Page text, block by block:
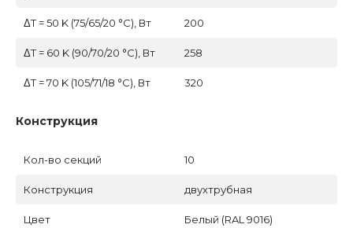
ΔT = 50 K (75/65/20 °C), Вт 200
ΔT = 60 K (90/70/20 °C), Вт 258
ΔT = 70 K (105/71/18 °C), Вт 320
Конструкция
Кол-во секций 10
Конструкция двухтрубная
Цвет Белый (RAL 9016)